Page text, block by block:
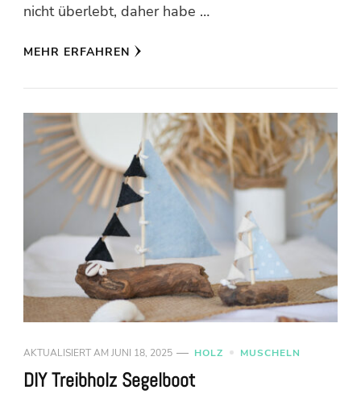
nicht überlebt, daher habe …
MEHR ERFAHREN
AKTUALISIERT AM JUNI 18, 2025 HOLZ MUSCHELN
DIY Treibholz Segelboot